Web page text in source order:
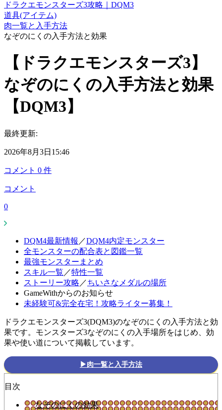
ドラクエモンスターズ3攻略｜DQM3
道具(アイテム)
肉一覧と入手方法
なぞのにくの入手方法と効果
【ドラクエモンスターズ3】
なぞのにくの入手方法と効果
【DQM3】
最終更新:
2026年8月3日15:46
コメント 0 件
コメント
0
DQM4最新情報 ／DQM4内定モンスター
全モンスターの配合表と図鑑一覧
最強モンスターまとめ
スキル一覧 ／特性一覧
ストーリー攻略 ／ちいさなメダルの場所
GameWithからのお知らせ
未経験可&完全在宅！攻略ライター募集！
ドラクエモンスターズ3(DQM3)のなぞのにくの入手方法と効
果です。モンスターズ3なぞのにくの入手場所をはじめ、効
果や使い道について掲載しています。
▶肉一覧と入手方法
目次
なぞのにくの効果